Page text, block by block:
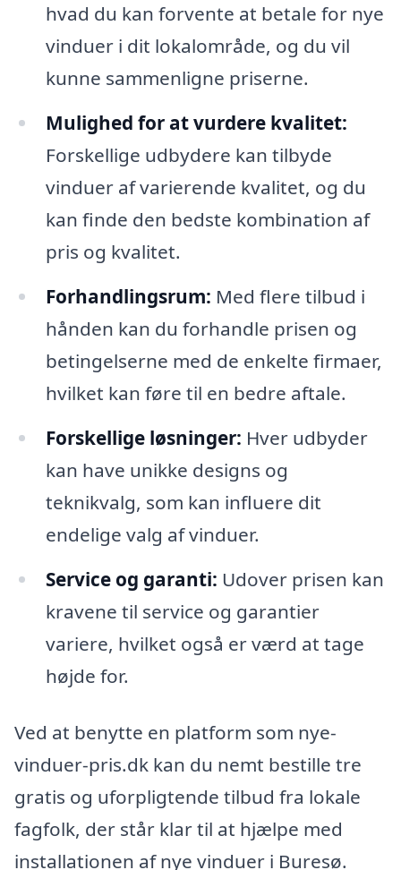
hvad du kan forvente at betale for nye
vinduer i dit lokalområde, og du vil
kunne sammenligne priserne.
Mulighed for at vurdere kvalitet:
Forskellige udbydere kan tilbyde
vinduer af varierende kvalitet, og du
kan finde den bedste kombination af
pris og kvalitet.
Forhandlingsrum: Med flere tilbud i
hånden kan du forhandle prisen og
betingelserne med de enkelte firmaer,
hvilket kan føre til en bedre aftale.
Forskellige løsninger: Hver udbyder
kan have unikke designs og
teknikvalg, som kan influere dit
endelige valg af vinduer.
Service og garanti: Udover prisen kan
kravene til service og garantier
variere, hvilket også er værd at tage
højde for.
Ved at benytte en platform som nye-
vinduer-pris.dk kan du nemt bestille tre
gratis og uforpligtende tilbud fra lokale
fagfolk, der står klar til at hjælpe med
installationen af nye vinduer i Buresø.